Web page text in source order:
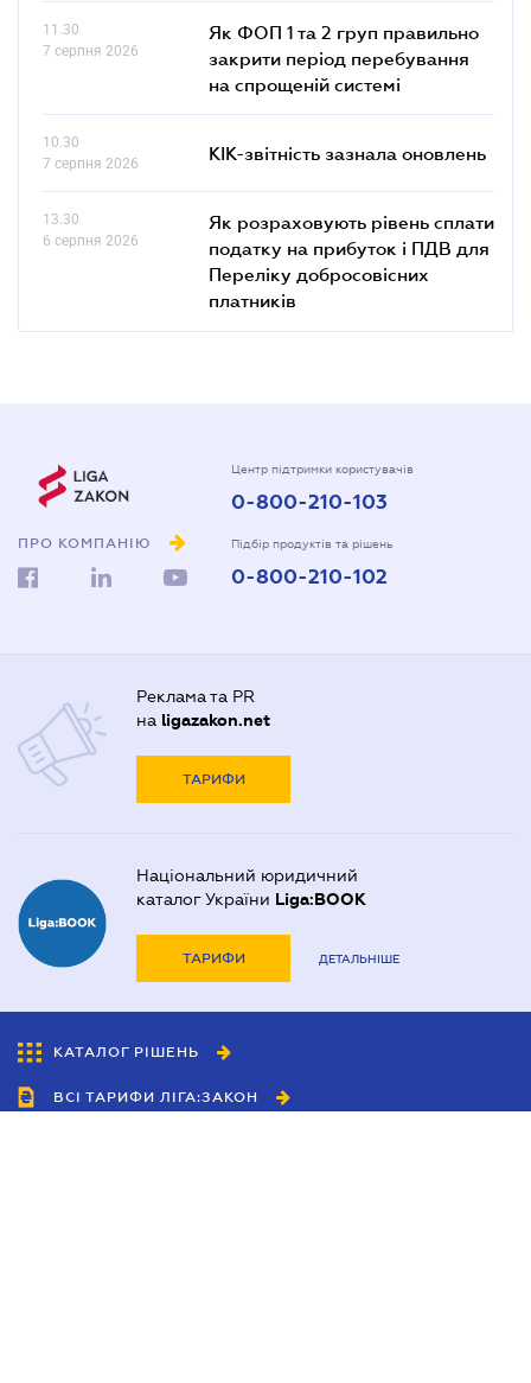
11.30
7 серпня 2026
Як ФОП 1 та 2 груп правильно
закрити період перебування
на спрощеній системі
10.30
7 серпня 2026
КІК-звітність зазнала оновлень
13.30
6 серпня 2026
Як розраховують рівень сплати
податку на прибуток і ПДВ для
Переліку добросовісних
платників
ПРО КОМПАНІЮ
Центр підтримки користувачів
0-800-210-103
Підбір продуктів та рішень
0-800-210-102
Реклама та PR
на ligazakon.net
ТАРИФИ
Національний юридичний
каталог України Liga:BOOK
ТАРИФИ ДЕТАЛЬНІШЕ
КАТАЛОГ РІШЕНЬ
ВСІ ТАРИФИ ЛІГА:ЗАКОН